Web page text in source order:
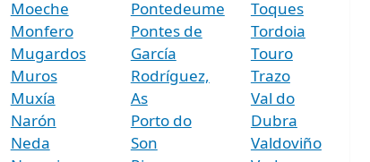
Moeche
Monfero
Mugardos
Muros
Muxía
Narón
Neda
Pontedeume
Pontes de
García
Rodríguez,
As
Porto do
Son
Toques
Tordoia
Touro
Trazo
Val do
Dubra
Valdoviño